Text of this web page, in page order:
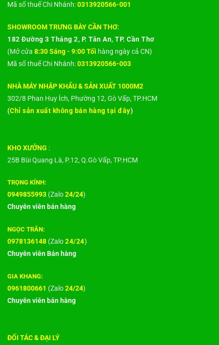
Mã số thuế Chi Nhánh:0313920566-001
SHOWROOM TRƯNG BÀY CẦN THƠ:
182 Đường 3 Tháng 2, P. Tân An, TP. Cần Thơ
(Mở cửa 8:30 Sáng - 9:00 Tối hàng ngày cả CN)
Mã số thuế Chi Nhánh:0313920566-003
NHÀ MÁY NHẬP KHẨU & SẢN XUẤT 1000M2
302/8 Phan Huy Ích, Phường 12, Gò Vấp, TP.HCM
(Chỉ sản xuất không bán hàng tại đây)
KHO XƯỞNG :
25B Bùi Quang Là, P.12, Q.Gò Vấp, TP.HCM
TRỌNG KÍNH:
0949855993 (Zalo24/24)
Chuyên viên bán hàng
NGỌC TRÂN:
0978136148 (Zalo24/24)
Chuyên viên Bán hàng
GIA KHANG:
0961800661 (Zalo24/24)
Chuyên viên bán hàng
ĐỐI TÁC & ĐẠI LÝ